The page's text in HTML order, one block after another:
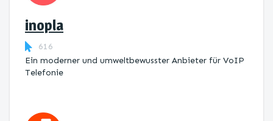
inopla
616
Ein moderner und umweltbewusster Anbieter für VoIP
Telefonie